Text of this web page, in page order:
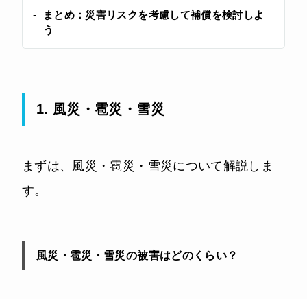
まとめ：災害リスクを考慮して補償を検討しよ
う
1. 風災・雹災・雪災
まずは、風災・雹災・雪災について解説しま
す。
風災・雹災・雪災の被害はどのくらい？